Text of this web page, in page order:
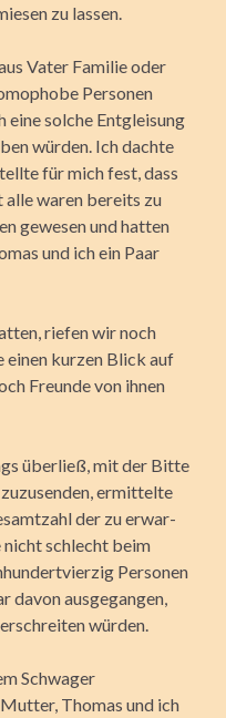
zu lassen.
Vater Familie oder
Personen
eine solche Entgleisung
würden. Ich dachte
für mich fest, dass
waren bereits zu
gewesen und hatten
und ich ein Paar
riefen wir noch
einen kurzen Blick auf
Freunde von ihnen
überließ, mit der Bitte
er­mittelte
der zu erwar­
nicht schlecht beim
Personen
davon ausgegangen,
würden.
Schwager
Thomas und ich